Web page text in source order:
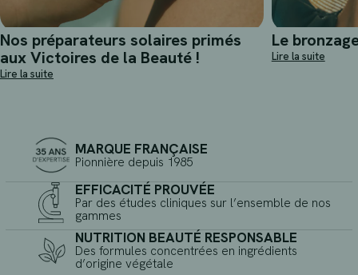
Nos préparateurs solaires primés
aux Victoires de la Beauté !
Lire la suite
Le
Lire la suite
MARQUE FRANÇAISE
Pionnière depuis 1985
EFFICACITÉ PROUVÉE
Par des études cliniques sur l’ensemble de nos
gammes
NUTRITION BEAUTÉ RESPONSABLE
Des formules concentrées en ingrédients
d’origine végétale